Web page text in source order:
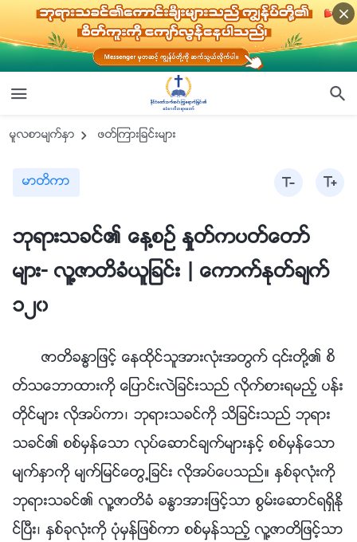
မူလစာမ်က္ႏွာ ဖတ္ၾကားျခင္းမ်ား
မာတိကာ
ဘုရားသခင္၏ ေန႔စဥ္ ႏႈတ္ကပတ္ေတာ္
မ်ား- လူ႔ဇာတိခံယူျခင္း | ေကာက္ႏုတ္ခ်က္
၁၂၀
ဇာတိခႏၶာျဖင့္ ေနထိုင္သူအားလုံးအတြက္ ၎တို႔၏ စိ
တ္သေဘာထားကို ေျပာင္းလဲျခင္းသည္ လိုက္စားရမည့္ ပန္း
တိုင္မ်ား လိုအပ္ကာ၊ ဘုရားသခင္ကို သိျခင္းသည္ ဘုရား
သခင္၏ စစ္မွန္ေသာ လုပ္ေဆာင္ခ်က္မ်ားႏွင့္ စစ္မွန္ေသာ
မ်က္ႏွာကို မ်က္ျမင္ေတြ႕ျခင္း လိုအပ္ေပသည္။ ႏွစ္ခုလုံးကို
ဘုရားသခင္၏ လူ႔ဇာတိခံ ခႏၶာအားျဖင့္သာ စြမ္းေဆာင္ရရွိႏို
င္ၿပီး၊ ႏွစ္ခုလုံးကို ပုံမွန္ျဖစ္ကာ စစ္မွန္သည့္ လူ႔ဇာတိျဖင့္သာ